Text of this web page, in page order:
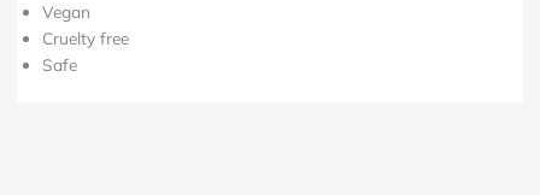
Vegan
Cruelty free
Safe